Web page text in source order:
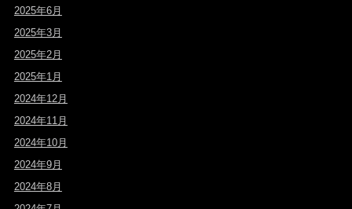
2025年6月
2025年3月
2025年2月
2025年1月
2024年12月
2024年11月
2024年10月
2024年9月
2024年8月